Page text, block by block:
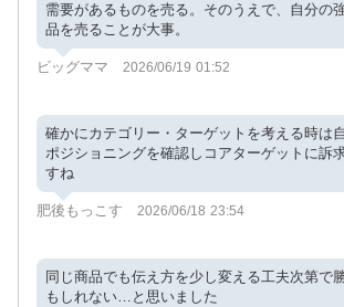
需要があるものを売る。そのうえで、自分の
品を売ることが大事。
ビッグママ 2026/06/19 01:52
確かにカテゴリー・ターゲットを考える時は
ポジショニングを確認しコアターゲットに訴
すね
肥後もっこす 2026/06/18 23:54
同じ商品でも伝え方を少し変える工夫次第で
もしれない…と思いました